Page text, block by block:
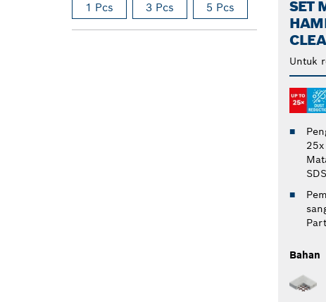
1 Pcs 3 Pcs 5 Pcs
SET
Untuk
Bahan